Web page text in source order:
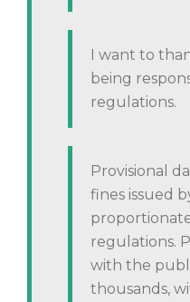
I want to
being
regulations.
Provisional
fines issued
regulations.
with the
thousands,